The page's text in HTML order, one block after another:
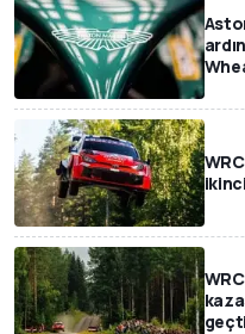
geçti